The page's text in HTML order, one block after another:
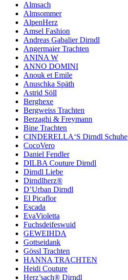
Almsach
Almsommer
AlpenHerz
Amsel Fashion
Andreas Gabalier Dirndl
Angermaier Trachten
ANINA W
ANNO DOMINI
Anouk et Emile
Anuschka Späth
Astrid Söll
Berghexe
Bergweiss Trachten
Berzaghi & Freymann
Bine Trachten
CINDERELLA‘S Dirndl Schuhe
CocoVero
Daniel Fendler
DILBA Couture Dirndl
Dirndl Liebe
Dirndlherz®
D’Urban Dirndl
El Picaflor
Escada
EvaVioletta
Fuchsdeifeswuid
GEWEIHDA
Gottseidank
Gössl Trachten
HANNA TRACHTEN
Heidi Couture
Herz’sach® Dirndl